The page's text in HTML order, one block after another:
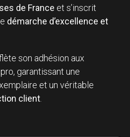
de France et s’inscrit
démarche d’excellence et
son adhésion aux
garantissant une
et un véritable
client